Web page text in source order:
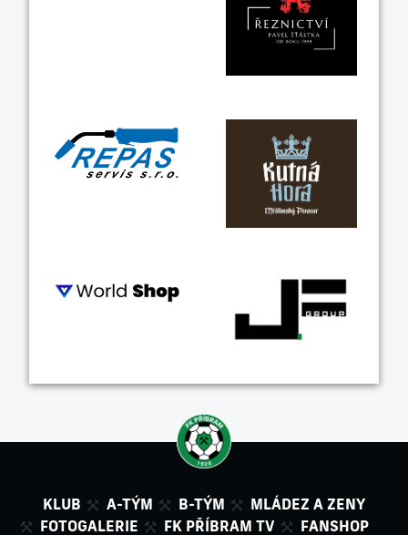
KLUB A-TÝM B-TÝM
MLÁDEZ A ZENY
FOTOGALERIE
FK PŘÍBRAM TV FANSHOP